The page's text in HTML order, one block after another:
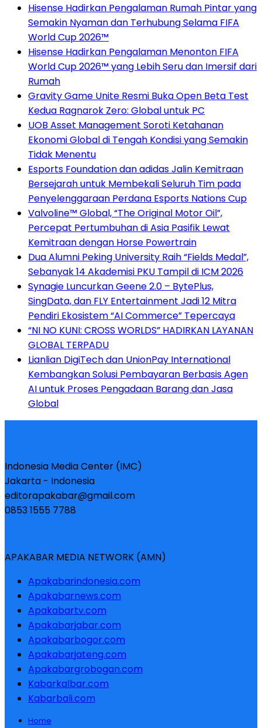
Hisense Hadirkan Pengalaman Rumah Pintar yang
Semakin Nyaman dan Terhubung Selama FIFA
World Cup 2026™
Hisense Hadirkan Pengalaman Menonton FIFA
World Cup 2026™ yang Lebih Seru dan Imersif dari
Rumah
Gravity Game Unite Resmi Buka Open Beta Test
Kedua Ragnarok Zero: Global untuk PC
UOB Asset Management Soroti Ketahanan
Ekonomi Global di Tengah Kondisi yang Semakin
Tidak Menentu
Esports Foundation dan adidas Jalin Kemitraan
Bersejarah untuk Membekali Seluruh Tim pada
Penyelenggaraan Perdana Esports Nations Cup
Valvoline™ Global, “The Original Motor Oil”,
Percepat Pertumbuhan di Asia Pasifik Lewat
Kemitraan dengan Horse Powertrain
Dua Alumni Peking University Raih “Fields Medal”,
Sebanyak 14 Akademisi PKU Tampil di ICM 2026
Synagie Luncurkan Geene 2.0 – BytePlus,
SingData, dan FLY Entertainment Jadi 12 Mitra
Pendiri Ekosistem “AI Commerce” Tepercaya
“NI NO KUNI: CROSS WORLDS” HADIRKAN LAYANAN
GLOBAL TERPADU
Lianlian DigiTech dan UnionPay International
Kembangkan Solusi Pembayaran Berbasis Agen
AI untuk Proses Pengadaan Barang dan Jasa
Global
Indonesia Media Center (IMC)
Jakarta - Indonesia
editorapakabar@gmail.com
0853 1555 7788
APAKABAR MEDIA NETWORK (AMN)
Apakabarindonesia.com
Apakabarnews.com
Apakabartv.com
Apakabarjabar.com
Apakabarbogor.com
Apakabarjateng.com
Apakabargrobogan.com
Kabarkalbar.com
Kabarbali.com
Home